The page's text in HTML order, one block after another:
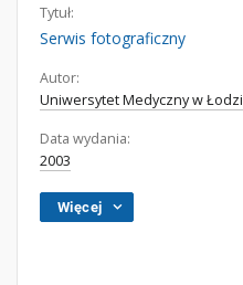
Tytuł:
Serwis fotograficzny
Autor:
Uniwersytet Medyczny w Łodzi
Data wydania:
2003
Więcej